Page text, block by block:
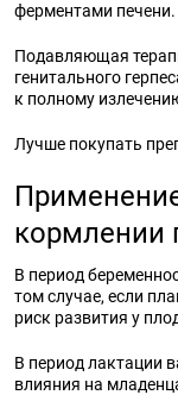
ферментами печени.
Подавляющая
генитального
к полному
Лучше покупать
кормлении
В период
том случае, если
риск развития у
В период лактации
влияния на